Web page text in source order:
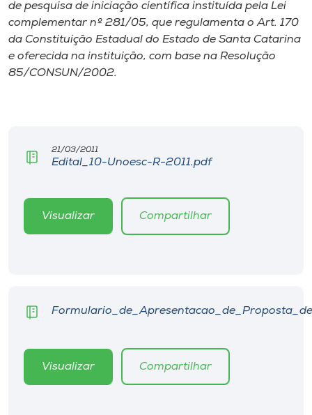
CPA
Biblioteca
Selecione
o idioma
de pesquisa de iniciação científica instituída pela Lei
complementar nº 281/05, que regulamenta o Art. 170
da Constituição Estadual do Estado de Santa Catarina
e oferecida na instituição, com base na Resolução
85/CONSUN/2002.
21/03/2011
Edital_10-Unoesc-R-2011.pdf
Visualizar Compartilhar
Visualizar Compartilhar